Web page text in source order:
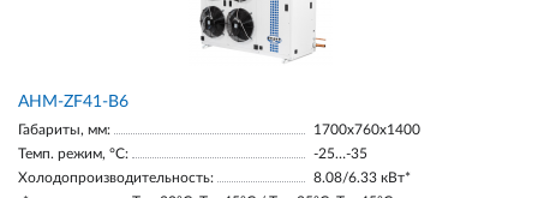
AНM-ZF41-B6
Габариты, мм:
1700х760х1400
Темп. режим, °С:
-25…-35
Холодопроизводительность:
8.08/6.33 кВт*